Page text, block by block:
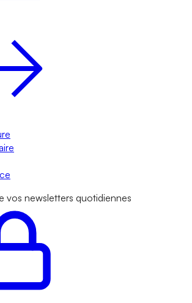
vos newsletters quotidiennes